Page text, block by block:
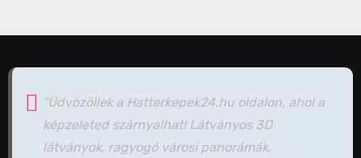
"Üdvözöllek a Hatterkepek24.hu oldalon, ahol a
képzeleted szárnyalhat! Látványos 3D
látványok, ragyogó városi panorámák,